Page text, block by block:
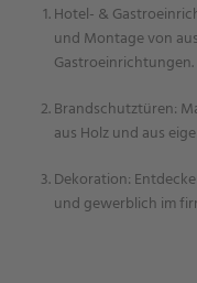
Hotel- &
und Montage von
Gastroeinrichtungen.
Brandschutztüren:
aus Holz und aus
Dekoration:
und gewerblich im